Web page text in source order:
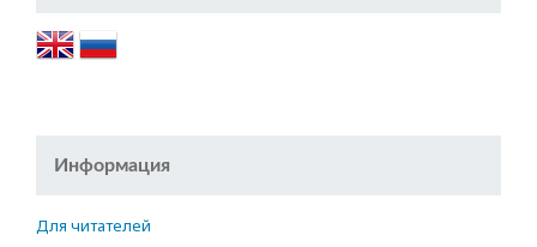
Информация
Для читателей